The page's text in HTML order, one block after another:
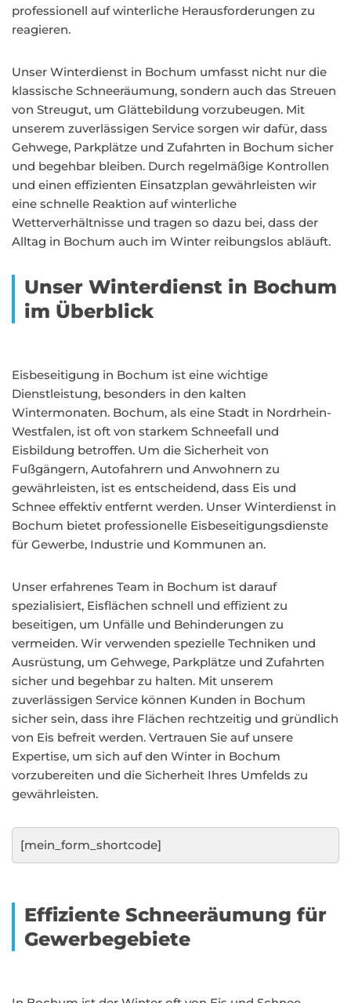
professionell auf winterliche Herausforderungen zu
reagieren.
Unser Winterdienst in Bochum umfasst nicht nur die
klassische Schneeräumung, sondern auch das Streuen
von Streugut, um Glättebildung vorzubeugen. Mit
unserem zuverlässigen Service sorgen wir dafür, dass
Gehwege, Parkplätze und Zufahrten in Bochum sicher
und begehbar bleiben. Durch regelmäßige Kontrollen
und einen effizienten Einsatzplan gewährleisten wir
eine schnelle Reaktion auf winterliche
Wetterverhältnisse und tragen so dazu bei, dass der
Alltag in Bochum auch im Winter reibungslos abläuft.
Unser Winterdienst in Bochum
im Überblick
Eisbeseitigung in Bochum ist eine wichtige
Dienstleistung, besonders in den kalten
Wintermonaten. Bochum, als eine Stadt in Nordrhein-
Westfalen, ist oft von starkem Schneefall und
Eisbildung betroffen. Um die Sicherheit von
Fußgängern, Autofahrern und Anwohnern zu
gewährleisten, ist es entscheidend, dass Eis und
Schnee effektiv entfernt werden. Unser Winterdienst in
Bochum bietet professionelle Eisbeseitigungsdienste
für Gewerbe, Industrie und Kommunen an.
Unser erfahrenes Team in Bochum ist darauf
spezialisiert, Eisflächen schnell und effizient zu
beseitigen, um Unfälle und Behinderungen zu
vermeiden. Wir verwenden spezielle Techniken und
Ausrüstung, um Gehwege, Parkplätze und Zufahrten
sicher und begehbar zu halten. Mit unserem
zuverlässigen Service können Kunden in Bochum
sicher sein, dass ihre Flächen rechtzeitig und gründlich
von Eis befreit werden. Vertrauen Sie auf unsere
Expertise, um sich auf den Winter in Bochum
vorzubereiten und die Sicherheit Ihres Umfelds zu
gewährleisten.
[mein_form_shortcode]
Effiziente Schneeräumung für
Gewerbegebiete